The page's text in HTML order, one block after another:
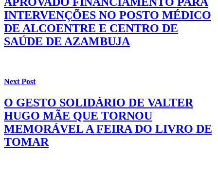
INTERVENÇÕES NO POSTO MÉDICO
DE ALCOENTRE E CENTRO DE
SAÚDE DE AZAMBUJA
Next Post
O GESTO SOLIDÁRIO DE VALTER
HUGO MÃE QUE TORNOU
MEMORÁVEL A FEIRA DO LIVRO DE
TOMAR